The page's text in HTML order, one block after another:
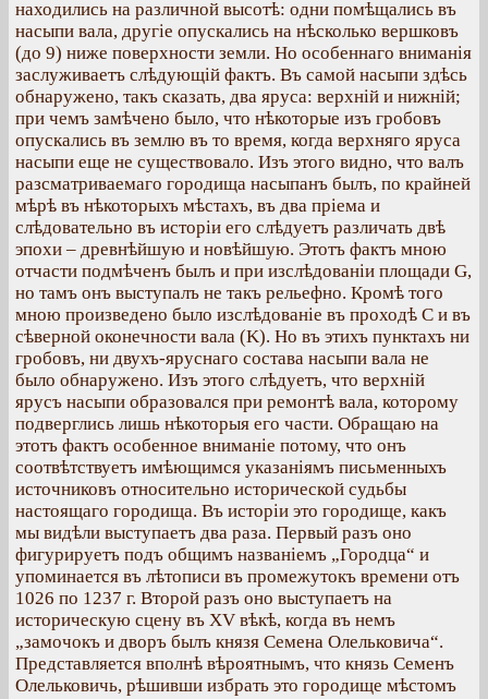
находились на различной высотѣ: одни помѣщались въ
насыпи вала, другіе опускались на нѣсколько вершковъ
(до 9) ниже поверхности земли. Но особеннаго вниманія
заслуживаетъ слѣдующій фактъ. Въ самой насыпи здѣсь
обнаружено, такъ сказать, два яруса: верхній и нижній;
при чемъ замѣчено было, что нѣкоторые изъ гробовъ
опускались въ землю въ то время, когда верхняго яруса
насыпи еще не существовало. Изъ этого видно, что валъ
разсматриваемаго городища насыпанъ былъ, по крайней
мѣрѣ въ нѣкоторыхъ мѣстахъ, въ два пріема и
слѣдовательно въ исторіи его слѣдуетъ различать двѣ
эпохи – древнѣйшую и новѣйшую. Этотъ фактъ мною
отчасти подмѣченъ былъ и при изслѣдованіи площади G,
но тамъ онъ выступалъ не такъ рельефно. Кромѣ того
мною произведено было изслѣдованіе въ проходѣ C и въ
сѣверной оконечности вала (K). Но въ этихъ пунктахъ ни
гробовъ, ни двухъ-яруснаго состава насыпи вала не
было обнаружено. Изъ этого слѣдуетъ, что верхній
ярусъ насыпи образовался при ремонтѣ вала, которому
подверглись лишь нѣкоторыя его части. Обращаю на
этотъ фактъ особенное вниманіе потому, что онъ
соотвѣтствуетъ имѣющимся указаніямъ письменныхъ
источниковъ относительно исторической судьбы
настоящаго городища. Въ исторіи это городище, какъ
мы видѣли выступаетъ два раза. Первый разъ оно
фигурируетъ подъ общимъ названіемъ „Городца“ и
упоминается въ лѣтописи въ промежутокъ времени отъ
1026 по 1237 г. Второй разъ оно выступаетъ на
историческую сцену въ XV вѣкѣ, когда въ немъ
„замочокъ и дворъ былъ князя Семена Олельковича“.
Представляется вполнѣ вѣроятнымъ, что князь Семенъ
Олельковичь, рѣшивши избрать это городище мѣстомъ